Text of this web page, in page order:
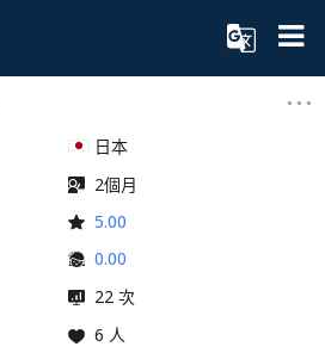
日本
2個月
5.00
0.00
22 次
6 人